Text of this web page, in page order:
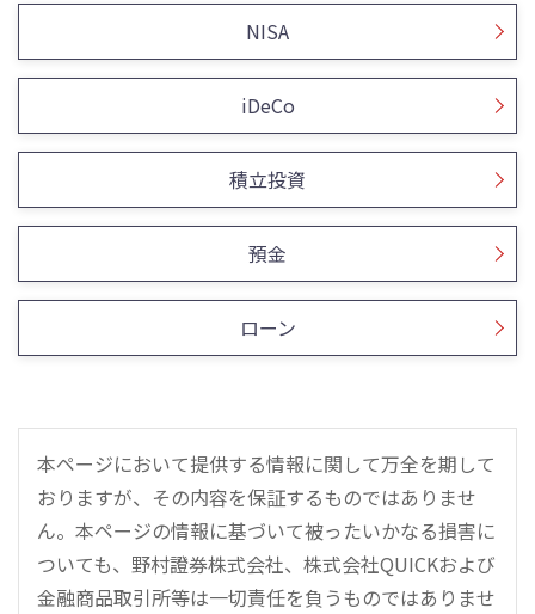
NISA
iDeCo
積立投資
預金
ローン
本ページにおいて提供する情報に関して万全を期して
おりますが、その内容を保証するものではありませ
ん。本ページの情報に基づいて被ったいかなる損害に
ついても、野村證券株式会社、株式会社QUICKおよび
金融商品取引所等は一切責任を負うものではありませ